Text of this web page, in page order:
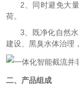
2、同时避免大
荷。
3、既净化自然
建设、黑臭水体治理
二、产品组成